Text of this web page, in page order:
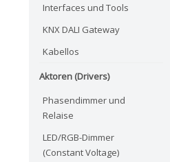
Interfaces und Tools
KNX DALI Gateway
Kabellos
Aktoren (Drivers)
Phasendimmer und
Relaise
LED/RGB-Dimmer
(Constant Voltage)